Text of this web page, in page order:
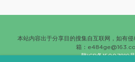
本站内容出于分享目的搜集自互联网，如有
箱：
陕ICP备15007819号